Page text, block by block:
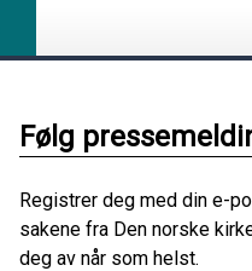
Følg
Registrer deg med din e-
sakene fra Den norske
deg av når som helst.